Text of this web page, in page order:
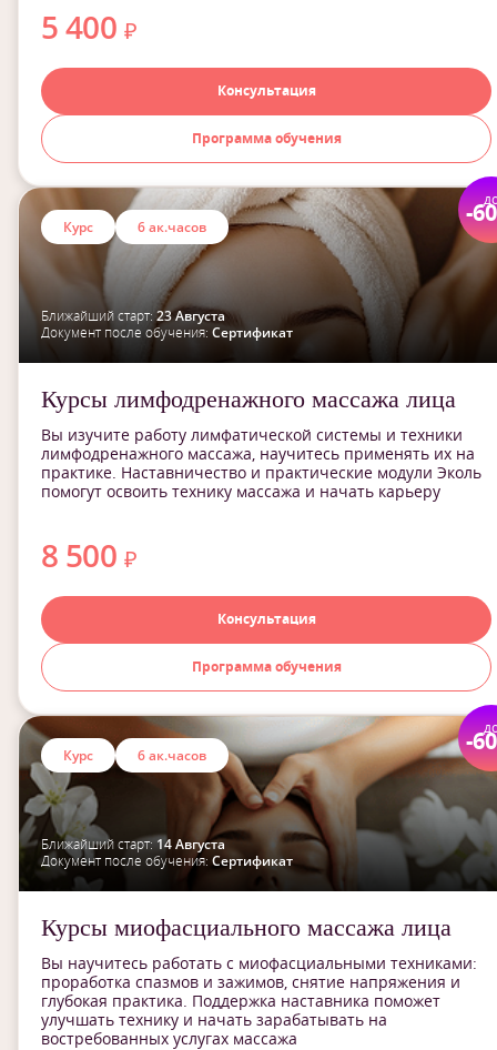
5 400 ₽
Консультация
Программа обучения
-
Курс 6 ак.часов
Ближайший старт:23 Августа
Документ после обучения: Сертификат
Курсы лимфодренажного массажа лица
Вы изучите работу лимфатической системы и техники
лимфодренажного массажа, научитесь применять их на
практике. Наставничество и практические модули Эколь
помогут освоить технику массажа и начать карьеру
8 500 ₽
Консультация
Программа обучения
-
Курс 6 ак.часов
Ближайший старт: 14 Августа
Документ после обучения: Сертификат
Курсы миофасциального массажа лица
Вы научитесь работать с миофасциальными техниками:
проработка спазмов и зажимов, снятие напряжения и
глубокая практика. Поддержка наставника поможет
улучшать технику и начать зарабатывать на
востребованных услугах массажа